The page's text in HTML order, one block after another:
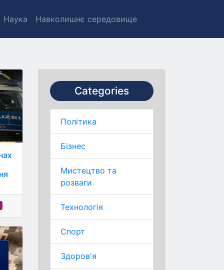
Наука Навколишнє середовище
Categories
Політика
Бізнес
Мистецтво та
розваги
Технологія
Спорт
Здоров'я